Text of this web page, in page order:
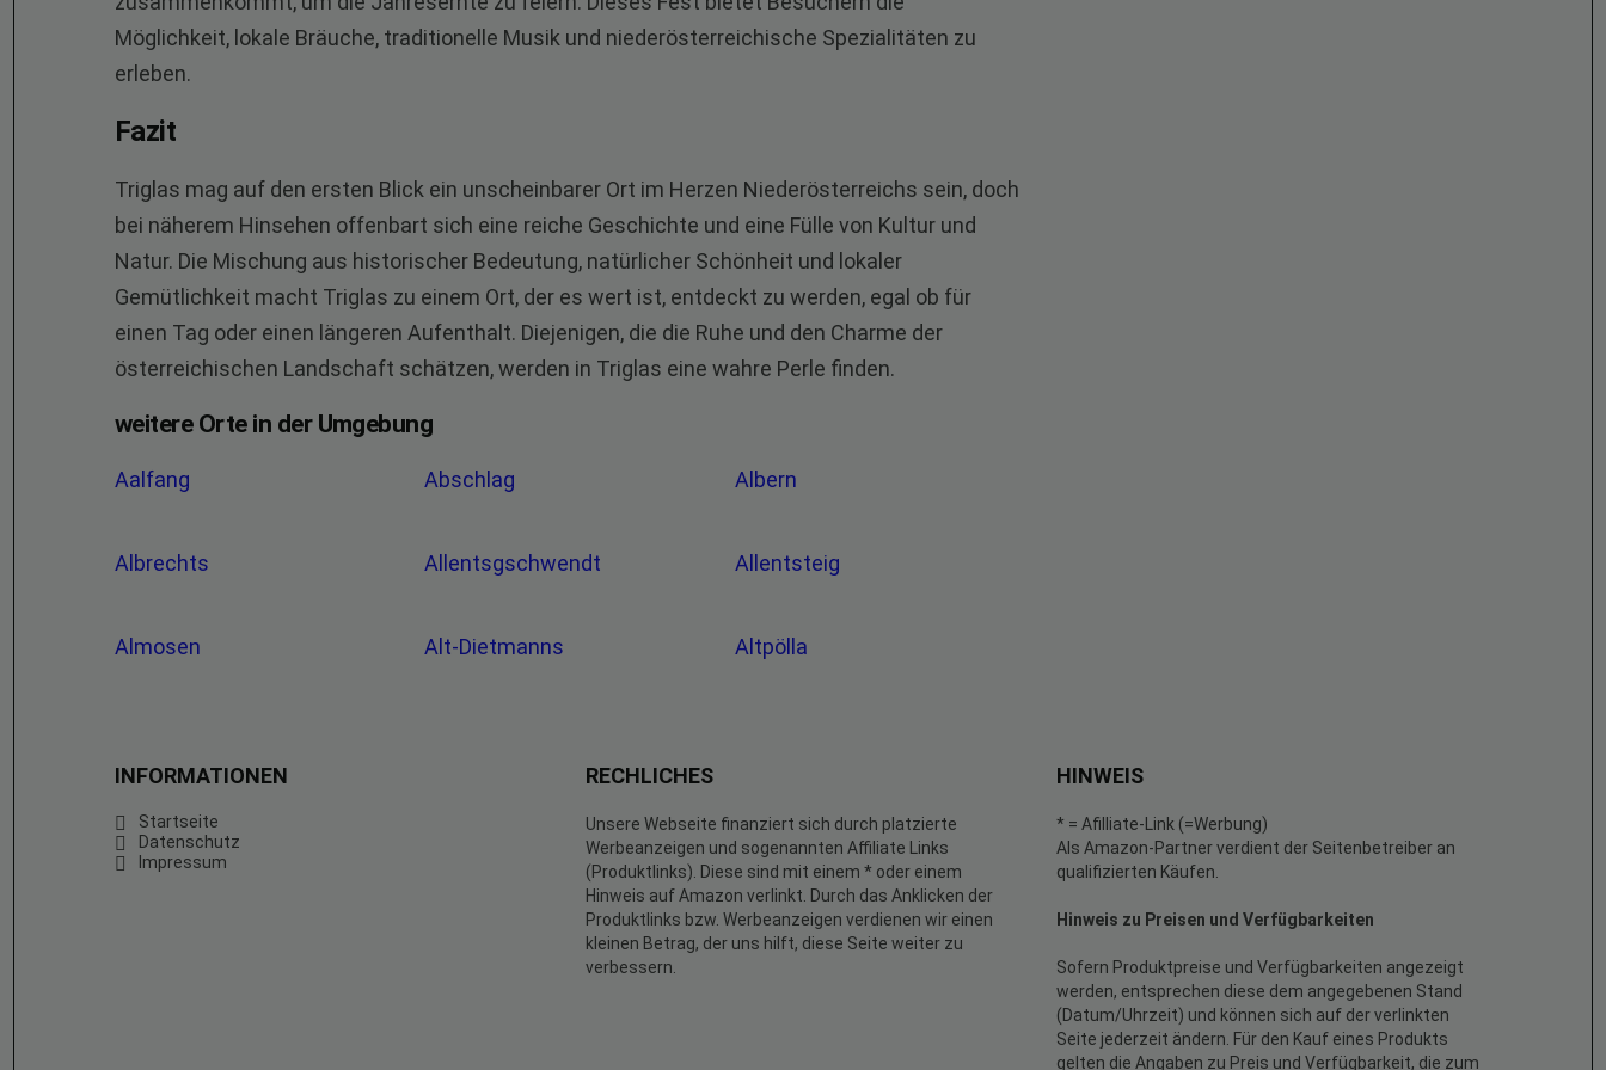
Möglichkeit, lokale Bräuche, traditionelle Musik und niederösterreichische Spezialitäten zu
erleben.
Fazit
Triglas mag auf den ersten Blick ein unscheinbarer Ort im Herzen Niederösterreichs sein, doch
bei näherem Hinsehen offenbart sich eine reiche Geschichte und eine Fülle von Kultur und
Natur. Die Mischung aus historischer Bedeutung, natürlicher Schönheit und lokaler
Gemütlichkeit macht Triglas zu einem Ort, der es wert ist, entdeckt zu werden, egal ob für
einen Tag oder einen längeren Aufenthalt. Diejenigen, die die Ruhe und den Charme der
österreichischen Landschaft schätzen, werden in Triglas eine wahre Perle finden.
weitere Orte in der Umgebung
Aalfang Abschlag Albern
Albrechts Allentsgschwendt Allentsteig
Almosen Alt-Dietmanns Altpölla
INFORMATIONEN
Startseite
Datenschutz
Impressum
RECHLICHES
Unsere Webseite finanziert sich durch platzierte
Werbeanzeigen und sogenannten Affiliate Links
(Produktlinks). Diese sind mit einem * oder einem
Hinweis auf Amazon verlinkt. Durch das Anklicken der
Produktlinks bzw. Werbeanzeigen verdienen wir einen
kleinen Betrag, der uns hilft, diese Seite weiter zu
verbessern.
HINWEIS
* = Afilliate-Link (=Werbung)
Als Amazon-Partner verdient der Seitenbetreiber an
qualifizierten Käufen.
Hinweis zu Preisen und Verfügbarkeiten
Sofern Produktpreise und Verfügbarkeiten angezeigt
werden, entsprechen diese dem angegebenen Stand
(Datum/Uhrzeit) und können sich auf der verlinkten
Seite jederzeit ändern. Für den Kauf eines Produkts
gelten die Angaben zu Preis und Verfügbarkeit, die zum